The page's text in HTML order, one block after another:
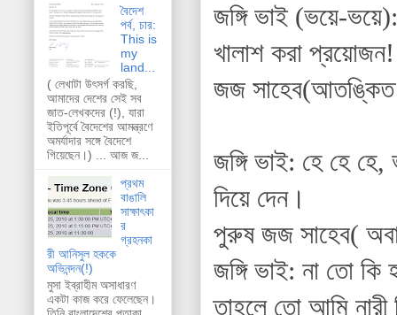
জঙ্গি ভাই (ভয়ে-
খালাশ করা প্রয়োজন!
জজ সাহেব(আতঙ্কিত
জঙ্গি ভাই: হে হে হে,
দিয়ে দেন।
পুরুষ জজ সাহেব(
জঙ্গি ভাই: না তো
তাহলে তো আমি নারী
বৈদেশ
পর্ব, চার:
This is
my
land...
( লেখাটা উৎসর্গ করছি,
আমাদের দেশের সেই সব
জাত-লেখকদের (!), যারা
ইতিপূর্বে বৈদেশের আমন্ত্রণে
অমর্যাদার সঙ্গে বৈদেশে
গিয়েছেন।) ... আজ জ...
প্রথম
বাঙালি
সাক্ষাৎকা
র
গ্রহনকা
রী আনিসুল হককে
অভিনন্দন(!)
মুসা ইব্রাহীম অসাধারণ
একটা কাজ করে ফেলেছেন।